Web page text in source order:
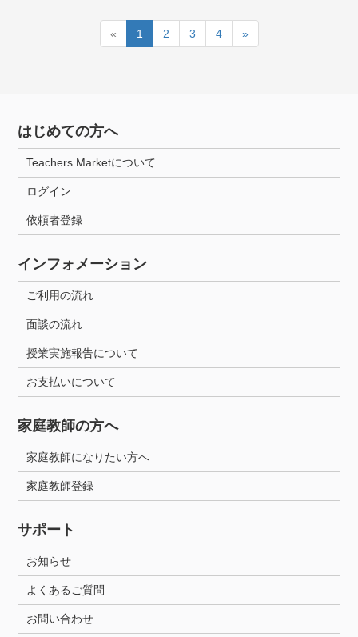
« 1 2 3 4 »
はじめての方へ
Teachers Marketについて
ログイン
依頼者登録
インフォメーション
ご利用の流れ
面談の流れ
授業実施報告について
お支払いについて
家庭教師の方へ
家庭教師になりたい方へ
家庭教師登録
サポート
お知らせ
よくあるご質問
お問い合わせ